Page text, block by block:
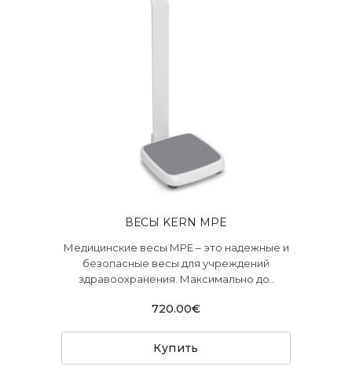
ВЕСЫ KERN MPE
Медицинские весы МРЕ – это надежные и
безопасные весы для учреждений
здравоохранения. Максимально до..
720.00€
Купить